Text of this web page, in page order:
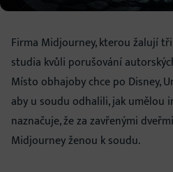
Firma Midjourney, kterou žalují
studia kvůli porušování
Místo obhajoby chce po Disney,
aby u soudu odhalili, jak umělou
naznačuje, že za zavřenými
Midjourney ženou k soudu.